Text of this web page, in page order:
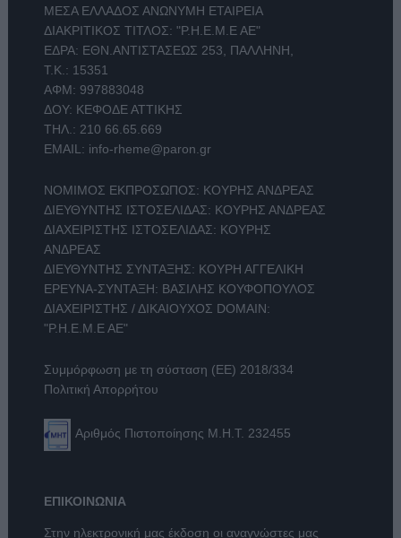
ΜΕΣΑ ΕΛΛΑΔΟΣ ΑΝΩΝΥΜΗ ΕΤΑΙΡΕΙΑ
ΔΙΑΚΡΙΤΙΚΟΣ ΤΙΤΛΟΣ: "Ρ.Η.Ε.Μ.Ε ΑΕ"
ΕΔΡΑ: ΕΘΝ.ΑΝΤΙΣΤΑΣΕΩΣ 253, ΠΑΛΛΗΝΗ,
Τ.Κ.: 15351
ΑΦΜ: 997883048
ΔΟΥ: ΚΕΦΟΔΕ ΑΤΤΙΚΗΣ
ΤΗΛ.: 210 66.65.669
EMAIL: info-rheme@paron.gr
ΝΟΜΙΜΟΣ ΕΚΠΡΟΣΩΠΟΣ: ΚΟΥΡΗΣ ΑΝΔΡΕΑΣ
ΔΙΕΥΘΥΝΤΗΣ ΙΣΤΟΣΕΛΙΔΑΣ: ΚΟΥΡΗΣ ΑΝΔΡΕΑΣ
ΔΙΑΧΕΙΡΙΣΤΗΣ ΙΣΤΟΣΕΛΙΔΑΣ: ΚΟΥΡΗΣ
ΑΝΔΡΕΑΣ
ΔΙΕΥΘΥΝΤΗΣ ΣΥΝΤΑΞΗΣ: ΚΟΥΡΗ ΑΓΓΕΛΙΚΗ
ΕΡΕΥΝΑ-ΣΥΝΤΑΞΗ: ΒΑΣΙΛΗΣ ΚΟΥΦΟΠΟΥΛΟΣ
ΔΙΑΧΕΙΡΙΣΤΗΣ / ΔΙΚΑΙΟΥΧΟΣ DOMAIN:
"Ρ.Η.Ε.Μ.Ε ΑΕ"
Συμμόρφωση με τη σύσταση (ΕΕ) 2018/334
Πολιτική Απορρήτου
Αριθμός Πιστοποίησης Μ.Η.Τ. 232455
ΕΠΙΚΟΙΝΩΝΙΑ
Στην ηλεκτρονική μας έκδοση οι αναγνώστες μας